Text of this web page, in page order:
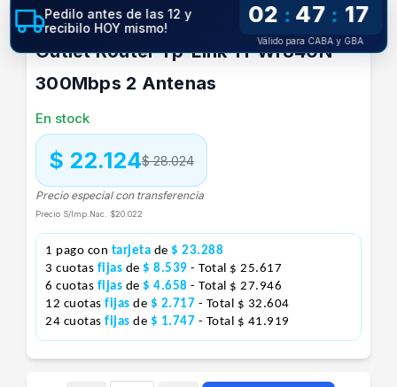
Outlet Router Tp-Link Tl-Wr840N
300Mbps 2 Antenas
En stock
$ 28.024
$ 22.124
Precio especial con transferencia
Precio S/Imp.Nac. $20.022
1 pago con tarjeta de $ 23.288
3 cuotas fijas de $ 8.539 - Total $ 25.617
6 cuotas fijas de $ 4.658 - Total $ 27.946
12 cuotas fijas de $ 2.717 - Total $ 32.604
24 cuotas fijas de $ 1.747 - Total $ 41.919
Pedilo antes de las 12 y
recibilo HOY mismo!
02 : 47 : 16
Válido para CABA y GBA